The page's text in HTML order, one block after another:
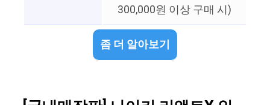
300,000원 이상 구매 시)
좀 더 알아보기